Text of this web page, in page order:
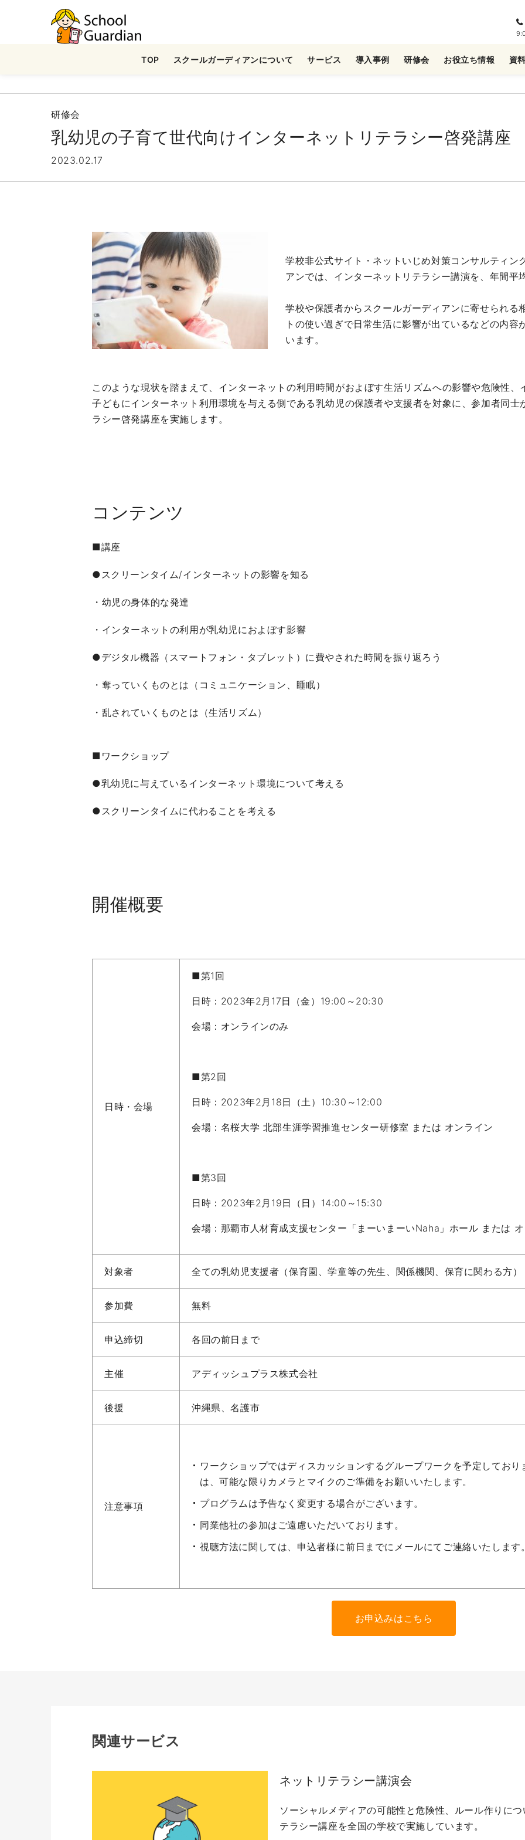
ナ
ビ
ョ
ン
を
ス
キ
TOP スクールガーディアンについて サービス 導入事例 研修会 お役立ち情報 資
研修会
乳幼児の子育て世代向けインターネットリテラシー啓発講座
2023.02.17
学校非公式サイト・ネットいじめ対策コンサルティン
アンでは、インターネットリテラシー講演を、年間平
学校や保護者からスクールガーディアンに寄せられる
トの使い過ぎで日常生活に影響が出ているなどの内
います。
このような現状を踏まえて、インターネットの利用時間がおよぼす生活リズムへの影響や危険性、
子どもにインターネット利用環境を与える側である乳幼児の保護者や支援者を対象に、参加者同
ラシー啓発講座を実施します。
コンテンツ
■講座
●スクリーンタイム/インターネットの影響を知る
・幼児の身体的な発達
・インターネットの利用が乳幼児におよぼす影響
●デジタル機器（スマートフォン・タブレット）に費やされた時間を振り返ろう
・奪っていくものとは（コミュニケーション、睡眠）
・乱されていくものとは（生活リズム）
■ワークショップ
●乳幼児に与えているインターネット環境について考える
●スクリーンタイムに代わることを考える
開催概要
日時・会場
■第1回
日時：2023年2月17日（金）19:00～20:30
会場：オンラインのみ
■第2回
日時：2023年2月18日（土）10:30～12:00
会場：名桜大学 北部生涯学習推進センター研修室 または オンライン
■第3回
日時：2023年2月19日（日）14:00～15:30
会場：那覇市人材育成支援センター「まーいまーいNaha」ホール または
対象者 全ての乳幼児支援者（保育園、学童等の先生、関係機関、保育に関わる方）
参加費 無料
申込締切 各回の前日まで
主催 アディッシュプラス株式会社
後援 沖縄県、名護市
注意事項
ワークショップではディスカッションするグループワークを予定してお
は、可能な限りカメラとマイクのご準備をお願いいたします。
プログラムは予告なく変更する場合がございます。
同業他社の参加はご遠慮いただいております。
視聴方法に関しては、申込者様に前日までにメールにてご連絡いたします。
お申込みはこちら
関連サービス
ネットリテラシー講演会
ソーシャルメディアの可能性と危険性、ルール作りに
テラシー講座を全国の学校で実施しています。